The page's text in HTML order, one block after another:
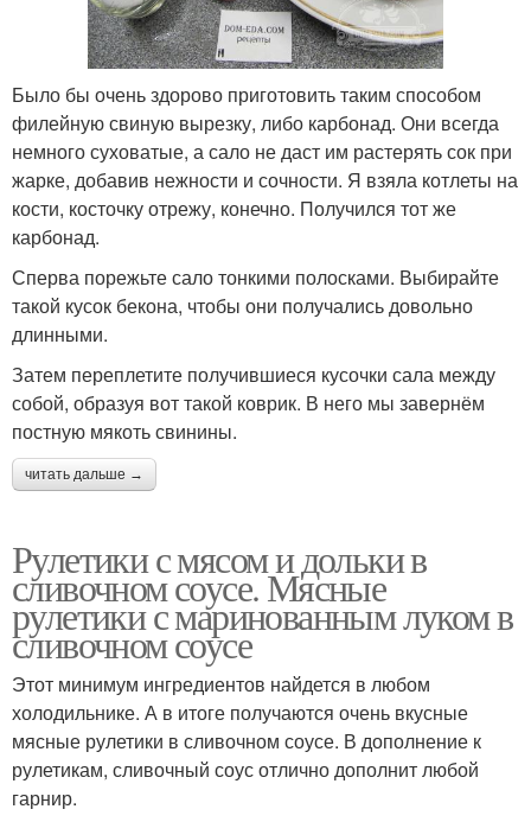
Было бы очень здорово приготовить таким способом
филейную свиную вырезку, либо карбонад. Они всегда
немного суховатые, а сало не даст им растерять сок при
жарке, добавив нежности и сочности. Я взяла котлеты на
кости, косточку отрежу, конечно. Получился тот же
карбонад.
Сперва порежьте сало тонкими полосками. Выбирайте
такой кусок бекона, чтобы они получались довольно
длинными.
Затем переплетите получившиеся кусочки сала между
собой, образуя вот такой коврик. В него мы завернём
постную мякоть свинины.
читать дальше →
Рулетики с мясом и дольки в
сливочном соусе. Мясные
рулетики с маринованным луком в
сливочном соусе
Этот минимум ингредиентов найдется в любом
холодильнике. А в итоге получаются очень вкусные
мясные рулетики в сливочном соусе. В дополнение к
рулетикам, сливочный соус отлично дополнит любой
гарнир.